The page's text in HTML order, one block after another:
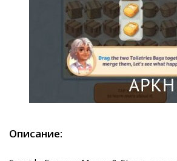
Описание: